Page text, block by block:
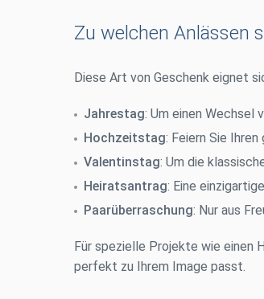
Zu welchen Anlässen
Diese Art von Geschenk eignet
Jahrestag: Um einen Wechsel
Hochzeitstag: Feiern Sie
Valentinstag: Um die
Heiratsantrag: Eine
Paarüberraschung: Nur aus
Für spezielle Projekte wie einen
perfekt zu Ihrem Image passt.